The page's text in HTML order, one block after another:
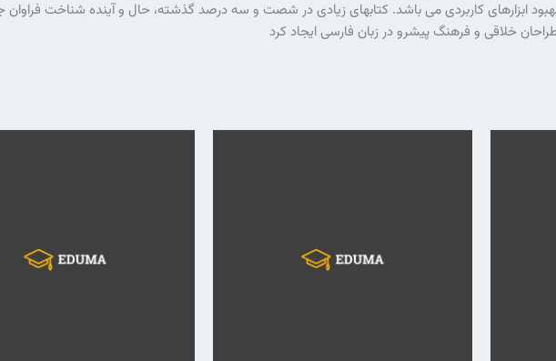
ابزارهای کاربردی می باشد. کتابهای زیادی در شصت و سه درصد گذشته، حال و آینده شناخت
خلاقی و فرهنگ پیشرو در زبان فارسی ایجاد کرد